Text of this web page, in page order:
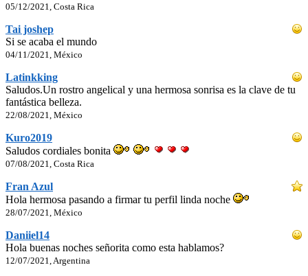
05/12/2021, Costa Rica
Tai joshep
Si se acaba el mundo
04/11/2021, México
Latinkking
Saludos.Un rostro angelical y una hermosa sonrisa es la clave de tu
fantástica belleza.
22/08/2021, México
Kuro2019
Saludos cordiales bonita
07/08/2021, Costa Rica
Fran Azul
Hola hermosa pasando a firmar tu perfil linda noche
28/07/2021, México
Daniiel14
Hola buenas noches señorita como esta hablamos?
12/07/2021, Argentina